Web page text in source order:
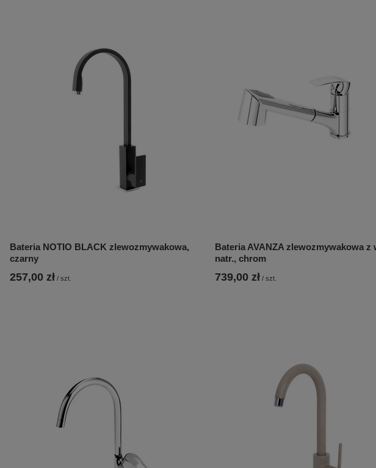
Bateria NOTIO BLACK zlewozmywakowa,
czarny
257,00 zł / szt.
Bateria AVANZA zlewozmywakowa z
natr., chrom
739,00 zł / szt.